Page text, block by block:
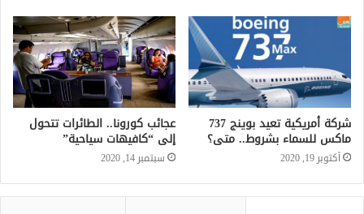
شركة أمريكية تعيد بوينج 737
ماكس للسماء بشروط.. متى؟
أكتوبر 19, 2020
عجائب كورونا.. الطائرات تتحول
إلى “كافيهات سياحية”
سبتمبر 14, 2020